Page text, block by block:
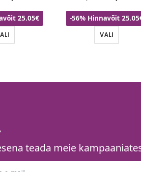
25.05€ -56% Hinnavõit
VALI
teada meie